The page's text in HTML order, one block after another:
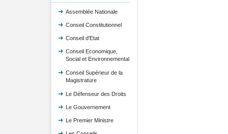
Assemblée Nationale
Conseil Constitutionnel
Conseil d'Etat
Conseil Economique,
Social et Environnemental
Conseil Supérieur de la
Magistrature
Le Défenseur des Droits
Le Gouvernement
Le Premier Ministre